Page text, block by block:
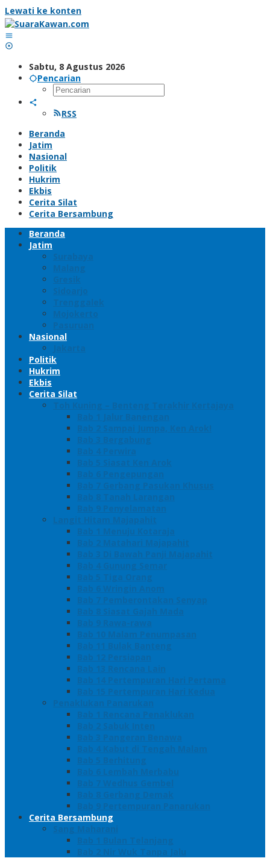
Lewati ke konten
Sabtu, 8 Agustus 2026
Pencarian
RSS
Beranda
Jatim
Nasional
Politik
Hukrim
Ekbis
Cerita Silat
Cerita Bersambung
Beranda
Jatim
Surabaya
Malang
Gresik
Sidoarjo
Trenggalek
Mojokerto
Pasuruan
Nasional
Jakarta
Politik
Hukrim
Ekbis
Cerita Silat
Toh Kuning – Benteng Terakhir Kertajaya
Bab 1 Jalur Banengan
Bab 2 Sampai Jumpa, Ken Arok!
Bab 3 Bergabung
Bab 4 Perwira
Bab 5 Siasat Ken Arok
Bab 6 Pengepungan
Bab 7 Gerbang Pasukan Khusus
Bab 8 Tanah Larangan
Bab 9 Penyelamatan
Langit Hitam Majapahit
Bab 1 Menuju Kotaraja
Bab 2 Matahari Majapahit
Bab 3 Di Bawah Panji Majapahit
Bab 4 Gunung Semar
Bab 5 Tiga Orang
Bab 6 Wringin Anom
Bab 7 Pemberontakan Senyap
Bab 8 Siasat Gajah Mada
Bab 9 Rawa-rawa
Bab 10 Malam Penumpasan
Bab 11 Bulak Banteng
Bab 12 Persiapan
Bab 13 Rencana Lain
Bab 14 Pertempuran Hari Pertama
Bab 15 Pertempuran Hari Kedua
Penaklukan Panarukan
Bab 1 Rencana Penaklukan
Bab 2 Sabuk Inten
Bab 3 Pangeran Benawa
Bab 4 Kabut di Tengah Malam
Bab 5 Berhitung
Bab 6 Lembah Merbabu
Bab 7 Wedhus Gembel
Bab 8 Gerbang Demak
Bab 9 Pertempuran Panarukan
Cerita Bersambung
Sang Maharani
Bab 1 Bulan Telanjang
Bab 2 Nir Wuk Tanpa Jalu